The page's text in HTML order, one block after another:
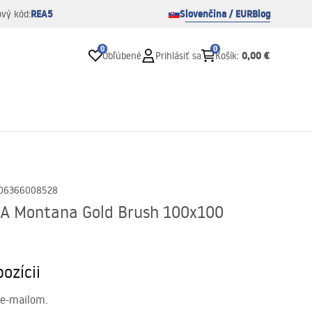
kód:REA5 Slovenčina / EURBlog
0
Obľúbené Prihlásiť sa
0
Košík: 0,00 €
Montana Gold Brush 100x100
mailom.